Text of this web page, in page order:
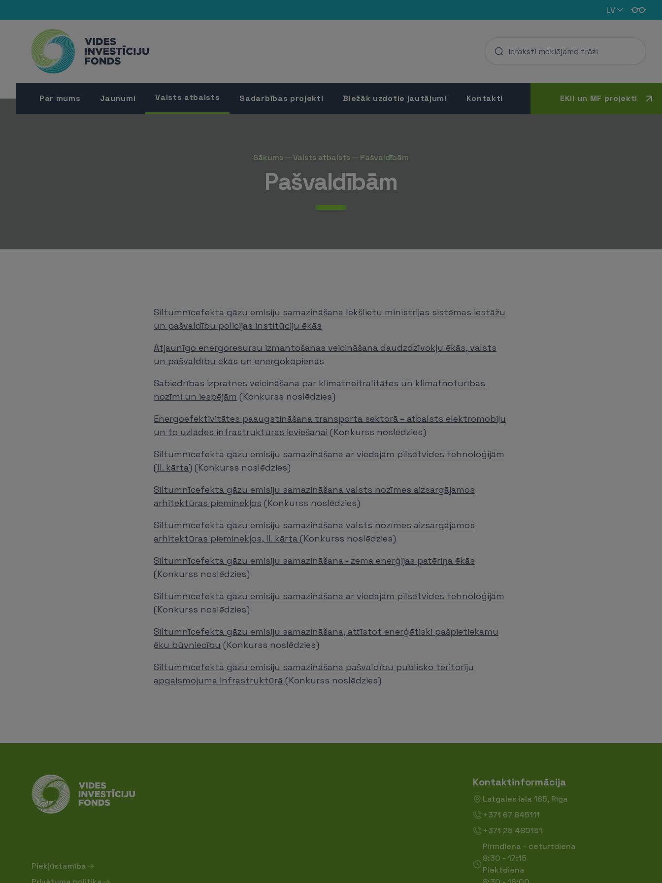
LV
Par mums Jaunumi Valsts atbalsts Sadarbības projekti Biežāk uzdotie jautājumi Kontakti EKII un MF projekti
Sākums Valsts atbalsts Pašvaldībām
Pašvaldībām
Siltumnīcefekta gāzu emisiju samazināšana Iekšlietu ministrijas sistēmas iestāžu
un pašvaldību policijas institūciju ēkās
Atjaunīgo energoresursu izmantošanas veicināšana daudzdzīvokļu ēkās, valsts
un pašvaldību ēkās un energokopienās
Sabiedrības izpratnes veicināšana par klimatneitralitātes un klimatnoturības
nozīmi un iespējām (Konkurss noslēdzies)
Energoefektivitātes paaugstināšana transporta sektorā – atbalsts elektromobiļu
un to uzlādes infrastruktūras ieviešanai (Konkurss noslēdzies)
Siltumnīcefekta gāzu emisiju samazināšana ar viedajām pilsētvides tehnoloģijām
(II. kārta) (Konkurss noslēdzies)
Siltumnīcefekta gāzu emisiju samazināšana valsts nozīmes aizsargājamos
arhitektūras pieminekļos (Konkurss noslēdzies)
Siltumnīcefekta gāzu emisiju samazināšana valsts nozīmes aizsargājamos
arhitektūras pieminekļos, II. kārta (Konkurss noslēdzies)
Siltumnīcefekta gāzu emisiju samazināšana - zema enerģijas patēriņa ēkās
(Konkurss noslēdzies)
Siltumnīcefekta gāzu emisiju samazināšana ar viedajām pilsētvides tehnoloģijām
(Konkurss noslēdzies)
Siltumnīcefekta gāzu emisiju samazināšana, attīstot enerģētiski pašpietiekamu
ēku būvniecību (Konkurss noslēdzies)
Siltumnīcefekta gāzu emisiju samazināšana pašvaldību publisko teritoriju
apgaismojuma infrastruktūrā (Konkurss noslēdzies)
Piekļūstamība
Kontaktinformācija
Latgales iela 165, Rīga
+371 67 845111
+371 25 480151
Pirmdiena - ceturtdiena
8:30 - 17:15
Piektdiena